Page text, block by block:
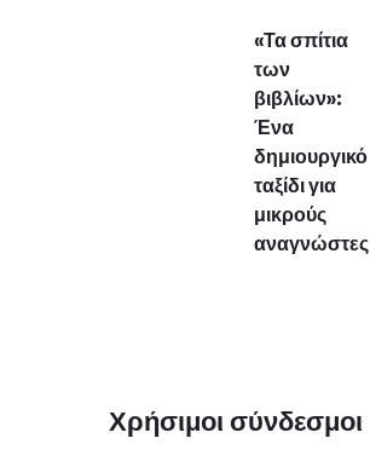
«Τα σπίτια
των
βιβλίων»:
Ένα
δημιουργικό
ταξίδι για
μικρούς
αναγνώστες
Χρήσιμοι σύνδεσμοι